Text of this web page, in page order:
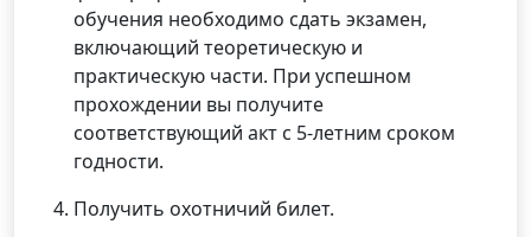
обучения необходимо сдать экзамен,
включающий теоретическую и
практическую части. При успешном
прохождении вы получите
соответствующий акт с 5-летним сроком
годности.
Получить охотничий билет.